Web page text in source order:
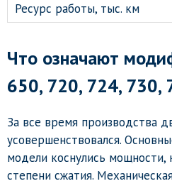
Ресурс работы, тыс. км
Что означают
650, 720, 724, 730,
За все время производства
усовершенствовался.
модели коснулись
степени сжатия.